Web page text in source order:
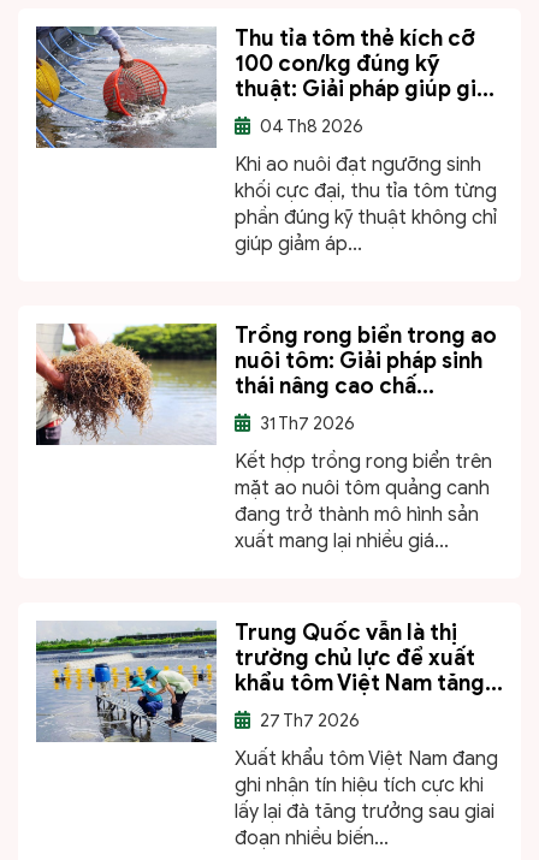
Thu tỉa tôm thẻ kích cỡ
100 con/kg đúng kỹ
thuật: Giải pháp giúp gi...
04 Th8 2026
Khi ao nuôi đạt ngưỡng sinh
khối cực đại, thu tỉa tôm từng
phần đúng kỹ thuật không chỉ
giúp giảm áp...
Trồng rong biển trong ao
nuôi tôm: Giải pháp sinh
thái nâng cao chấ...
31 Th7 2026
Kết hợp trồng rong biển trên
mặt ao nuôi tôm quảng canh
đang trở thành mô hình sản
xuất mang lại nhiều giá...
Trung Quốc vẫn là thị
trường chủ lực để xuất
khẩu tôm Việt Nam tăng...
27 Th7 2026
Xuất khẩu tôm Việt Nam đang
ghi nhận tín hiệu tích cực khi
lấy lại đà tăng trưởng sau giai
đoạn nhiều biến...